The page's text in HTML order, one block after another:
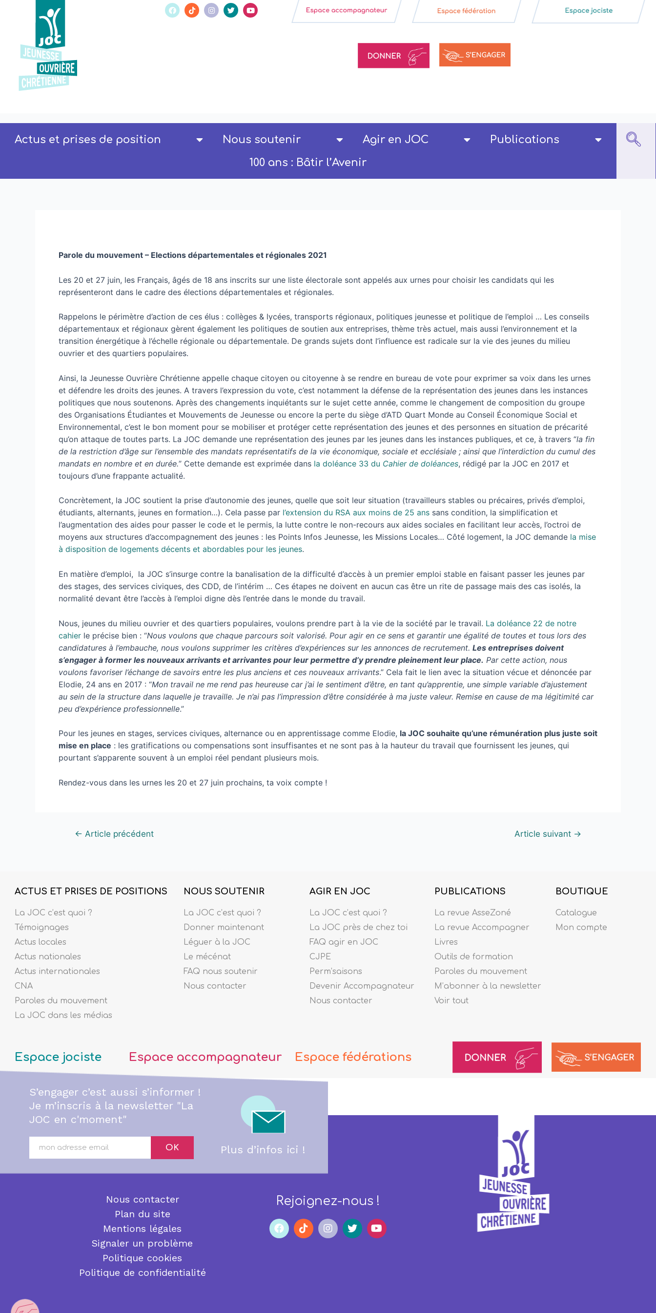
Actus et prises de position Nous soutenir Agir en JOC
Publications
100 ans : Bâtir l’Avenir
Parole du mouvement – Elections départementales et régionales 2021
Les 20 et 27 juin, les Français, âgés de 18 ans inscrits sur une liste électorale sont appelés aux urnes pour choisir les candidats qui les
représenteront dans le cadre des élections départementales et régionales.
Rappelons le périmètre d’action de ces élus : collèges & lycées, transports régionaux, politiques jeunesse et politique de l’emploi … Les conseils
départementaux et régionaux gèrent également les politiques de soutien aux entreprises, thème très actuel, mais aussi l’environnement et la
transition énergétique à l’échelle régionale ou départementale. De grands sujets dont l’influence est radicale sur la vie des jeunes du milieu
ouvrier et des quartiers populaires.
Ainsi, la Jeunesse Ouvrière Chrétienne appelle chaque citoyen ou citoyenne à se rendre en bureau de vote pour exprimer sa voix dans les urnes
et défendre les droits des jeunes. A travers l’expression du vote, c’est notamment la défense de la représentation des jeunes dans les instances
politiques que nous soutenons. Après des changements inquiétants sur le sujet cette année, comme le changement de composition du groupe
des Organisations Étudiantes et Mouvements de Jeunesse ou encore la perte du siège d’ATD Quart Monde au Conseil Économique Social et
Environnemental, c’est le bon moment pour se mobiliser et protéger cette représentation des jeunes et des personnes en situation de précarité
qu’on attaque de toutes parts. La JOC demande une représentation des jeunes par les jeunes dans les instances publiques, et ce, à travers “la fin
de la restriction d’âge sur l’ensemble des mandats représentatifs de la vie économique, sociale et ecclésiale ; ainsi que l’interdiction du cumul des
mandats en nombre et en durée.” Cette demande est exprimée dans la doléance 33 du Cahier de doléances, rédigé par la JOC en 2017 et
toujours d’une frappante actualité.
Concrètement, la JOC soutient la prise d’autonomie des jeunes, quelle que soit leur situation (travailleurs stables ou précaires, privés d’emploi,
étudiants, alternants, jeunes en formation…). Cela passe par l’extension du RSA aux moins de 25 ans sans condition, la simplification et
l’augmentation des aides pour passer le code et le permis, la lutte contre le non-recours aux aides sociales en facilitant leur accès, l’octroi de
moyens aux structures d’accompagnement des jeunes : les Points Infos Jeunesse, les Missions Locales… Côté logement, la JOC demande la mise
à disposition de logements décents et abordables pour les jeunes.
En matière d’emploi, la JOC s’insurge contre la banalisation de la difficulté d’accès à un premier emploi stable en faisant passer les jeunes par
des stages, des services civiques, des CDD, de l’intérim … Ces étapes ne doivent en aucun cas être un rite de passage mais des cas isolés, la
normalité devant être l’accès à l’emploi digne dès l’entrée dans le monde du travail.
Nous, jeunes du milieu ouvrier et des quartiers populaires, voulons prendre part à la vie de la société par le travail. La doléance 22 de notre
cahier le précise bien : “Nous voulons que chaque parcours soit valorisé. Pour agir en ce sens et garantir une égalité de toutes et tous lors des
candidatures à l’embauche, nous voulons supprimer les critères d’expériences sur les annonces de recrutement. Les entreprises doivent
s’engager à former les nouveaux arrivants et arrivantes pour leur permettre d’y prendre pleinement leur place. Par cette action, nous
voulons favoriser l’échange de savoirs entre les plus anciens et ces nouveaux arrivants.” Cela fait le lien avec la situation vécue et dénoncée par
Elodie, 24 ans en 2017 : “Mon travail ne me rend pas heureuse car j’ai le sentiment d’être, en tant qu’apprentie, une simple variable d’ajustement
au sein de la structure dans laquelle je travaille. Je n’ai pas l’impression d’être considérée à ma juste valeur. Remise en cause de ma légitimité car
peu d’expérience professionnelle.”
Pour les jeunes en stages, services civiques, alternance ou en apprentissage comme Elodie, la JOC souhaite qu’une rémunération plus juste soit
mise en place : les gratifications ou compensations sont insuffisantes et ne sont pas à la hauteur du travail que fournissent les jeunes, qui
pourtant s’apparente souvent à un emploi réel pendant plusieurs mois.
Rendez-vous dans les urnes les 20 et 27 juin prochains, ta voix compte !
← Article précédent Article suivant →
ACTUS ET PRISES DE POSITIONS
La JOC c’est quoi ?
Témoignages
Actus locales
Actus nationales
Actus internationales
CNA
Paroles du mouvement
La JOC dans les médias
NOUS SOUTENIR
La JOC c’est quoi ?
Donner maintenant
Léguer à la JOC
Le mécénat
FAQ nous soutenir
Nous contacter
AGIR EN JOC
La JOC c’est quoi ?
La JOC près de chez toi
FAQ agir en JOC
CJPE
Perm’saisons
Devenir Accompagnateur
Nous contacter
PUBLICATIONS
La revue AsseZoné
La revue Accompagner
Livres
Outils de formation
Paroles du mouvement
M’abonner à la newsletter
Voir tout
BOUTIQUE
Catalogue
Mon compte
Espace jociste Espace accompagnateur Espace fédérations
S’engager c’est aussi s’informer !
Je m’inscris à la newsletter "La
JOC en c'moment"
OK Plus d’infos ici !
Nous contacter
Plan du site
Mentions légales
Signaler un problème
Politique cookies
Politique de confidentialité
Rejoignez-nous !